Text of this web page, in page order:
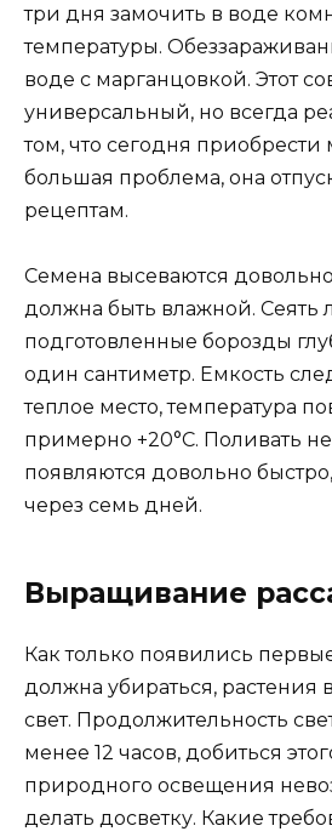
три дня замочить в воде
температуры.
воде с марганцовкой. Этот
универсальный, но всегда
том, что сегодня приобрести
большая проблема, она
рецептам.
Семена высеваются довольно
должна быть влажной. Сеять
подготовленные борозды
один сантиметр. Емкость
теплое место, температура
примерно +20°С. Поливать
появляются довольно
через семь дней.
Выращивание
Как только появились
должна убираться, растения
свет. Продолжительность
менее 12 часов, добиться
природного освещения
делать досветку. Какие